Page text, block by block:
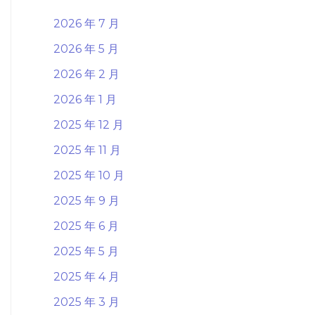
2026 年 7 月
2026 年 5 月
2026 年 2 月
2026 年 1 月
2025 年 12 月
2025 年 11 月
2025 年 10 月
2025 年 9 月
2025 年 6 月
2025 年 5 月
2025 年 4 月
2025 年 3 月